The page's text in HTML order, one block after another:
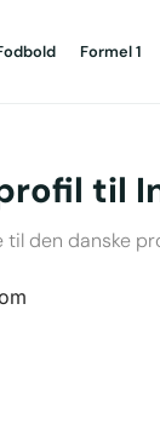
Formel 1
til
den danske